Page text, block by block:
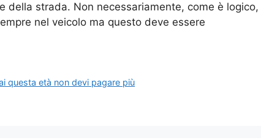
della strada. Non necessariamente, come è logico,
nel veicolo ma questo deve essere
questa età non devi pagare più